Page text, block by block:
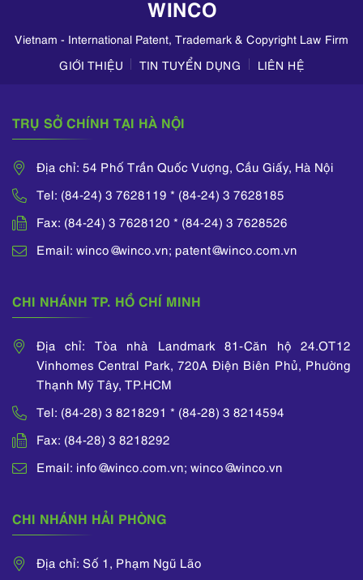
WINCO
Vietnam - International Patent, Trademark & Copyright Law Firm
GIỚI THIỆU
TIN TUYỂN DỤNG LIÊN HỆ
TRỤ SỞ CHÍNH TẠI HÀ NỘI
Địa chỉ: 54 Phố Trần Quốc Vượng, Cầu Giấy, Hà Nội
Tel: (84-24) 3 7628119 * (84-24) 3 7628185
Fax: (84-24) 3 7628120 * (84-24) 3 7628526
Email: winco@winco.vn; patent@winco.com.vn
CHI NHÁNH TP. HỒ CHÍ MINH
Địa chỉ: Tòa nhà Landmark 81-Căn hộ 24.OT12
Vinhomes Central Park, 720A Điện Biên Phủ, Phường
Thạnh Mỹ Tây, TP.HCM
Tel: (84-28) 3 8218291 * (84-28) 3 8214594
Fax: (84-28) 3 8218292
Email: info@winco.com.vn; winco@winco.vn
CHI NHÁNH HẢI PHÒNG
Địa chỉ: Số 1, Phạm Ngũ Lão